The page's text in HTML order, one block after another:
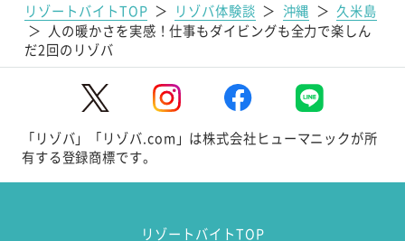
リゾートバイトTOP ＞ リゾバ体験談 ＞ 沖縄 ＞ 久米島
＞ 人の暖かさを実感！仕事もダイビングも全力で楽しん
だ2回のリゾバ
「リゾバ」「リゾバ.com」は株式会社ヒューマニックが所
有する登録商標です。
リゾートバイトTOP